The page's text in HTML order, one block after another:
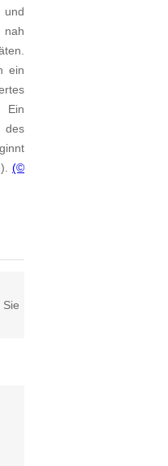
und
nah
ein
Ein
des
(©